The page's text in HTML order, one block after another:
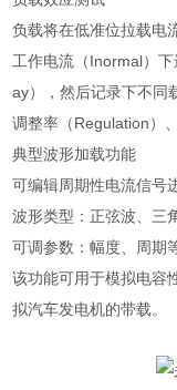
负载将在低准位拉载电
工作电流（Inormal）
ay），然后记录下不同
调整率（Regulation）
典型波形加载功能
可编辑周期性电流信号
波形类型：正弦波、三
可调参数：幅度、周期
该功能可用于模拟电容
拟汽车发电机的带载。